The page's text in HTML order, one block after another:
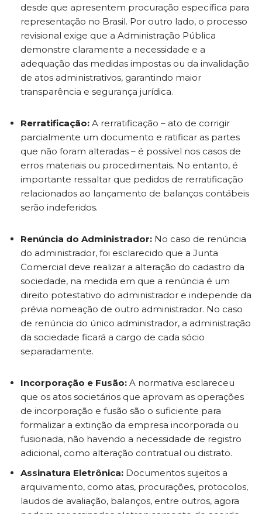
desde que apresentem procuração específica para
representação no Brasil. Por outro lado, o processo
revisional exige que a Administração Pública
demonstre claramente a necessidade e a
adequação das medidas impostas ou da invalidação
de atos administrativos, garantindo maior
transparência e segurança jurídica.
Rerratificação: A rerratificação – ato de corrigir
parcialmente um documento e ratificar as partes
que não foram alteradas – é possível nos casos de
erros materiais ou procedimentais. No entanto, é
importante ressaltar que pedidos de rerratificação
relacionados ao lançamento de balanços contábeis
serão indeferidos.
Renúncia do Administrador: No caso de renúncia
do administrador, foi esclarecido que a Junta
Comercial deve realizar a alteração do cadastro da
sociedade, na medida em que a renúncia é um
direito potestativo do administrador e independe da
prévia nomeação de outro administrador. No caso
de renúncia do único administrador, a administração
da sociedade ficará a cargo de cada sócio
separadamente.
Incorporação e Fusão: A normativa esclareceu
que os atos societários que aprovam as operações
de incorporação e fusão são o suficiente para
formalizar a extinção da empresa incorporada ou
fusionada, não havendo a necessidade de registro
adicional, como alteração contratual ou distrato.
Assinatura Eletrônica: Documentos sujeitos a
arquivamento, como atas, procurações, protocolos,
laudos de avaliação, balanços, entre outros, agora